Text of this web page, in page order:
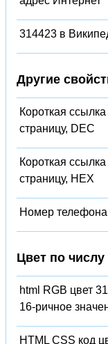
314423 в
Другие
Короткая ссылка
страницу, DEC
Короткая ссылка
страницу, HEX
Номер телефона
Цвет по
html RGB цвет
16-ричное
HTML CSS код